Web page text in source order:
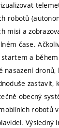
robotů
misi a
čase.
a
nasazení
zastavit,
obecný
robotů
Výsledný